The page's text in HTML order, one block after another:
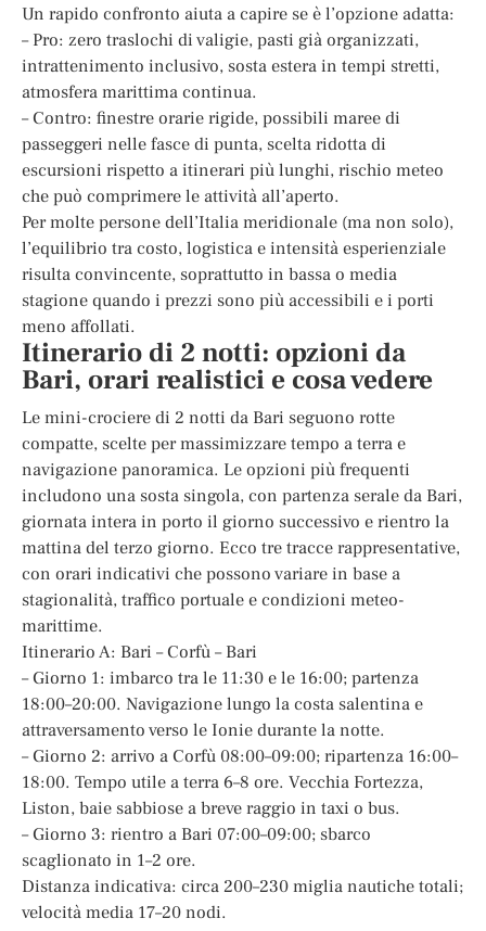
Un rapido confronto aiuta a capire se è l’opzione adatta:
– Pro: zero traslochi di valigie, pasti già organizzati,
intrattenimento inclusivo, sosta estera in tempi stretti,
atmosfera marittima continua.
– Contro: finestre orarie rigide, possibili maree di
passeggeri nelle fasce di punta, scelta ridotta di
escursioni rispetto a itinerari più lunghi, rischio meteo
che può comprimere le attività all’aperto.
Per molte persone dell’Italia meridionale (ma non solo),
l’equilibrio tra costo, logistica e intensità esperienziale
risulta convincente, soprattutto in bassa o media
stagione quando i prezzi sono più accessibili e i porti
meno affollati.
Itinerario di 2 notti: opzioni da
Bari, orari realistici e cosa vedere
Le mini-crociere di 2 notti da Bari seguono rotte
compatte, scelte per massimizzare tempo a terra e
navigazione panoramica. Le opzioni più frequenti
includono una sosta singola, con partenza serale da Bari,
giornata intera in porto il giorno successivo e rientro la
mattina del terzo giorno. Ecco tre tracce rappresentative,
con orari indicativi che possono variare in base a
stagionalità, traffico portuale e condizioni meteo-
marittime.
Itinerario A: Bari – Corfù – Bari
– Giorno 1: imbarco tra le 11:30 e le 16:00; partenza
18:00–20:00. Navigazione lungo la costa salentina e
attraversamento verso le Ionie durante la notte.
– Giorno 2: arrivo a Corfù 08:00–09:00; ripartenza 16:00–
18:00. Tempo utile a terra 6–8 ore. Vecchia Fortezza,
Liston, baie sabbiose a breve raggio in taxi o bus.
– Giorno 3: rientro a Bari 07:00–09:00; sbarco
scaglionato in 1–2 ore.
Distanza indicativa: circa 200–230 miglia nautiche totali;
velocità media 17–20 nodi.